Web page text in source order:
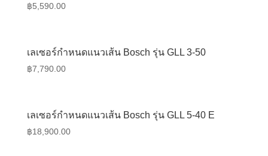
฿5,590.00
เลเซอร์กำหนดแนวเส้น Bosch รุ่น GLL 3-50
฿7,790.00
เลเซอร์กำหนดแนวเส้น Bosch รุ่น GLL 5-40 E
฿18,900.00